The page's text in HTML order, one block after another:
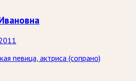
певица, актриса (сопрано)